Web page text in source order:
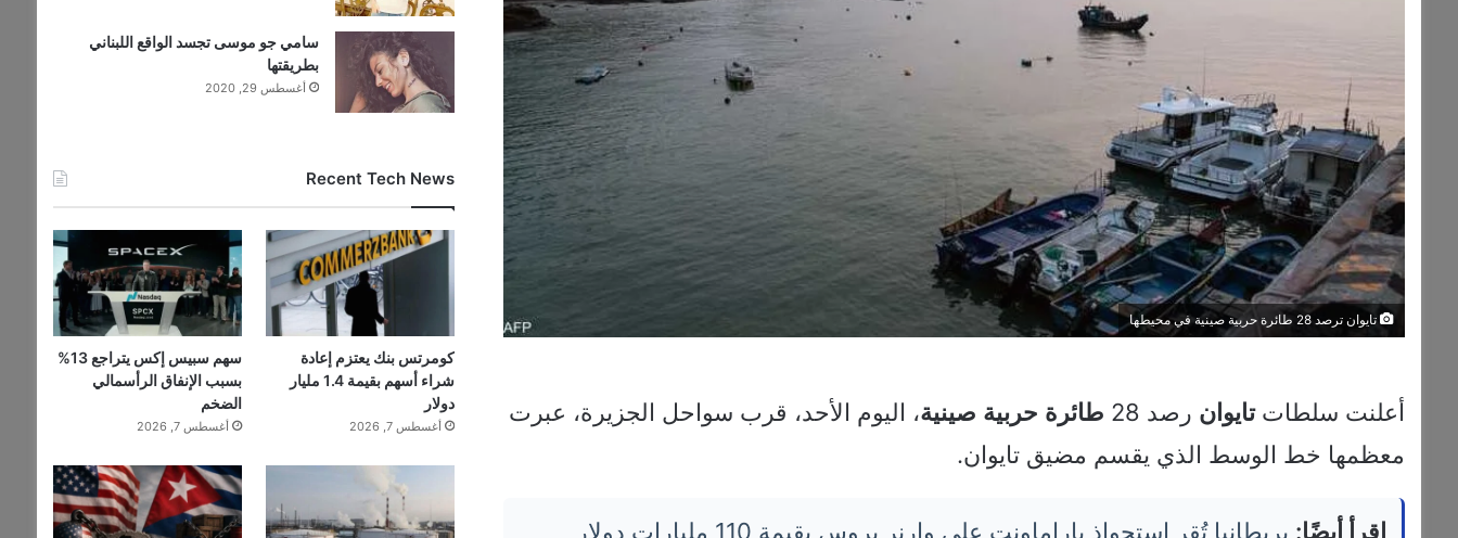
تايوان ترصد 28 طائرة حربية صينية في محيطها
أعلنت سلطاتتايوان رصد 28 طائرة حربية صينية، اليوم الأحد، قرب سواحل الجزيرة، عبرت
معظمها خط الوسط الذي يقسم مضيق تايوان.
اقرأ أيضًا: بريطانيا تُقر استحواذ باراماونت على وارنر بروس بقيمة 110 مليارات دولار
سامي جو موسى تجسد الواقع اللبناني
بطريقتها
أغسطس 29, 2020
Recent Tech News
كومرتس بنك يعتزم إعادة
شراء أسهم بقيمة 1.4 مليار
دولار
أغسطس 7, 2026
سهم سبيس إكس يتراجع 13%
بسبب الإنفاق الرأسمالي
الضخم
أغسطس 7, 2026